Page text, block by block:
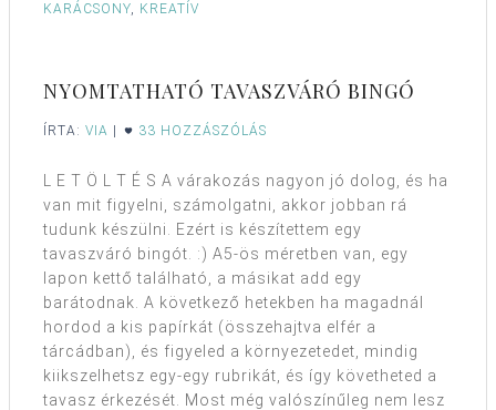
KARÁCSONY, KREATÍV
NYOMTATHATÓ TAVASZVÁRÓ BINGÓ
ÍRTA: VIA | 33 HOZZÁSZÓLÁS
L E T Ö L T É S A várakozás nagyon jó dolog, és ha
van mit figyelni, számolgatni, akkor jobban rá
tudunk készülni. Ezért is készítettem egy
tavaszváró bingót. :) A5-ös méretben van, egy
lapon kettő található, a másikat add egy
barátodnak. A következő hetekben ha magadnál
hordod a kis papírkát (összehajtva elfér a
tárcádban), és figyeled a környezetedet, mindig
kiikszelhetsz egy-egy rubrikát, és így követheted a
tavasz érkezését. Most még valószínűleg nem lesz